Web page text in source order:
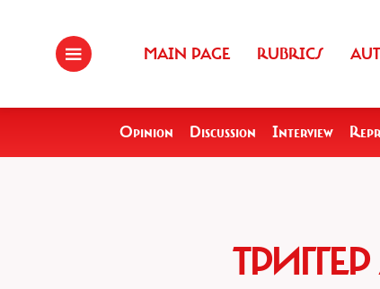
MAIN PAGE RUBRICS
Opinion Discussion Interview